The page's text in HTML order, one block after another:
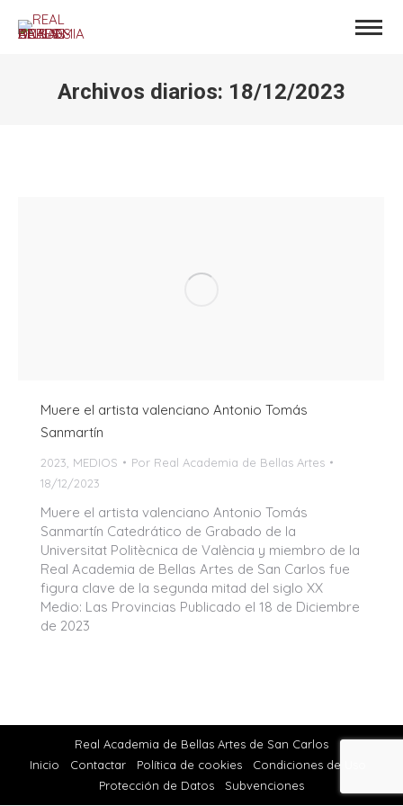
Archivos diarios: 18/12/2023
Muere el artista valenciano Antonio Tomás
Sanmartín
2023 MEDIOS Por Real Academia de Bellas Artes
18/12/2023
Muere el artista valenciano Antonio Tomás
Sanmartín Catedrático de Grabado de la
Universitat Politècnica de València y miembro de la
Real Academia de Bellas Artes de San Carlos fue
figura clave de la segunda mitad del siglo XX
Medio: Las Provincias Publicado el 18 de Diciembre
de 2023
Real Academia de Bellas Artes de San Carlos
Inicio
Contactar Política de cookies
Condiciones de Uso
Protección de Datos
Subvenciones